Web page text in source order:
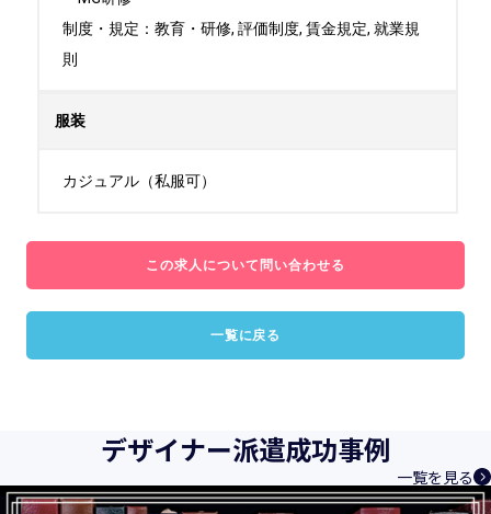
制度・規定：教育・研修, 評価制度, 賃金規定, 就業規
則
服装
カジュアル（私服可）
この求人について問い合わせる
一覧に戻る
デザイナー派遣成功事例
一覧を見る